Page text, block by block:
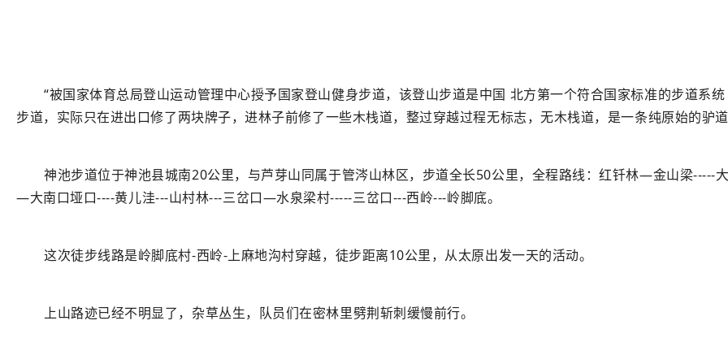
“被国家体育总局登山运动管理中心授予国家登山健身步道，该登山步道是中国 北方第一个符合国家标准的步道系
步道，实际只在进出口修了两块牌子，进林子前修了一些木栈道，整过穿越过程无标志，无木栈道，是一条纯原始的驴
神池步道位于神池县城南20公里，与芦芽山同属于管涔山林区，步道全长50公里，全程路线：红钎林—金山梁
—大南口垭口----黄儿洼---山村林---三岔口—水泉梁村-----三岔口---西岭---岭脚底。
这次徒步线路是岭脚底村-西岭-上麻地沟村穿越，徒步距离10公里，从太原出发一天的活动。
上山路迹已经不明显了，杂草丛生，队员们在密林里劈荆斩刺缓慢前行。